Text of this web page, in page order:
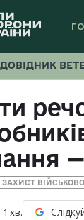
ДОВІДНИК
1 хв.